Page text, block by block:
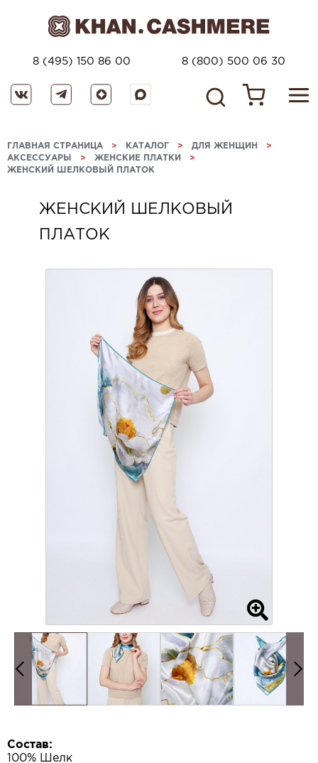
8 (495) 150 86 00 8 (800) 500 06 30
ГЛАВНАЯ СТРАНИЦА > КАТАЛОГ > ДЛЯ ЖЕНЩИН >
АКСЕССУАРЫ > ЖЕНСКИЕ ПЛАТКИ >
ЖЕНСКИЙ ШЕЛКОВЫЙ ПЛАТОК
ЖЕНСКИЙ ШЕЛКОВЫЙ
ПЛАТОК
Состав:
100% Шелк